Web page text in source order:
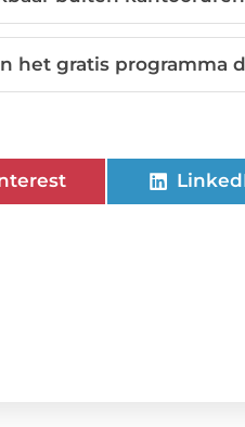
het gratis programma